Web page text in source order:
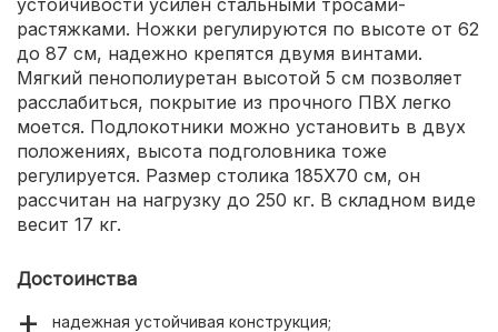
растяжками. Ножки регулируются по высоте от 62
до 87 см, надежно крепятся двумя винтами.
Мягкий пенополиуретан высотой 5 см позволяет
расслабиться, покрытие из прочного ПВХ легко
моется. Подлокотники можно установить в двух
положениях, высота подголовника тоже
регулируется. Размер столика 185X70 см, он
рассчитан на нагрузку до 250 кг. В складном виде
весит 17 кг.
Достоинства
надежная устойчивая конструкция;